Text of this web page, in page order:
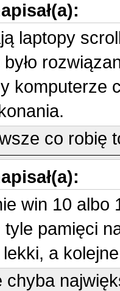
laptopy
komputerze
co robię
win 10 albo
tyle pamięci
a
chyba